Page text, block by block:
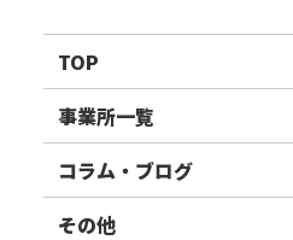
TOP
リハスワーク
リハスファーム
事業所一覧
関東エリア
東北エリア
コラム・ブログ
事業所ブログ
その他